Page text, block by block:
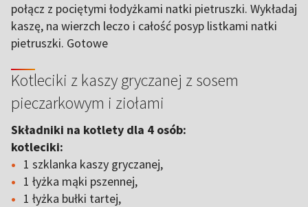
połącz z pociętymi łodyżkami natki pietruszki. Wykładaj
kaszę, na wierzch leczo i całość posyp listkami natki
pietruszki. Gotowe
Kotleciki z kaszy gryczanej z sosem
pieczarkowym i ziołami
Składniki na kotlety dla 4 osób:
kotleciki:
1 szklanka kaszy gryczanej,
1 łyżka mąki pszennej,
1 łyżka bułki tartej,